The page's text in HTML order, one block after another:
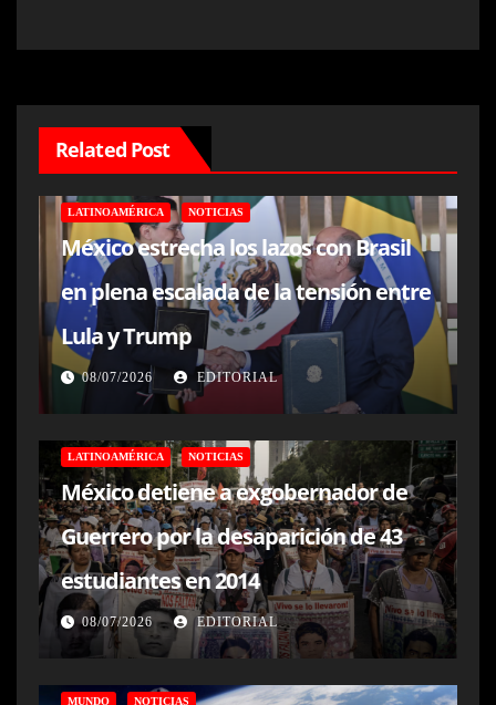
Related Post
LATINOAMÉRICA NOTICIAS
México estrecha los lazos con Brasil
en plena escalada de la tensión entre
Lula y Trump
08/07/2026 EDITORIAL
LATINOAMÉRICA NOTICIAS
México detiene a exgobernador de
Guerrero por la desaparición de 43
estudiantes en 2014
08/07/2026 EDITORIAL
MUNDO NOTICIAS